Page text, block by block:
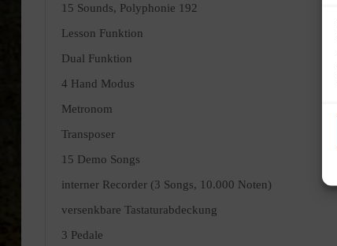
15 Sounds, Polyphonie 192
Lesson Funktion
Dual Funktion
4 Hand Modus
Metronom
Transposer
15 Demo Songs
interner Recorder (3 Songs, 10.000 Noten)
versenkbare Tastaturabdeckung
3 Pedale